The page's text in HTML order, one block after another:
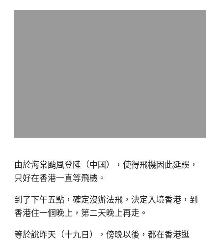
由於海棠颱風登陸（中國），使得飛機因此延誤，
只好在香港一直等飛機。
到了下午五點，確定沒辦法飛，決定入境香港，到
香港住一個晚上，第二天晚上再走。
等於說昨天（十九日），傍晚以後，都在香港逛